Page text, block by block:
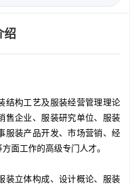
绍
结构工艺及服装经营管理理论
售企业、服装研究单位、服装
服装产品开发、市场营销、经
面工作的高级专门人才。
装立体构成、设计概论、服装